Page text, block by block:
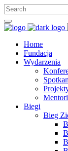
Home
Fundacja
Wydarzenia
Biegi
Bieg